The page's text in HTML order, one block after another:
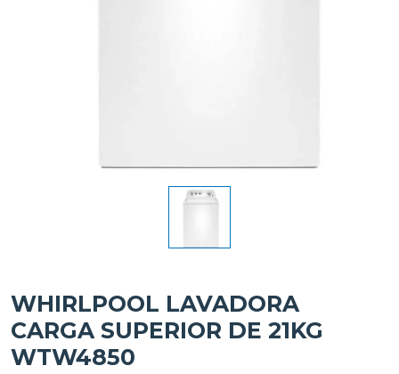
WHIRLPOOL LAVADORA
CARGA SUPERIOR DE 21KG
WTW4850